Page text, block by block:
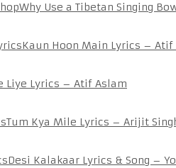
Why Use a Tibetan Singing
Kaun Hoon Main Lyrics – Atif
Liye Lyrics – Atif Aslam
Tum Kya Mile Lyrics – Arijit
Desi Kalakaar Lyrics & Song –